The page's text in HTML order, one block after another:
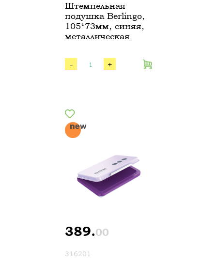
Штемпельная
подушка Berlingo,
105*73мм, синяя,
металлическая
- +
389.00
316201